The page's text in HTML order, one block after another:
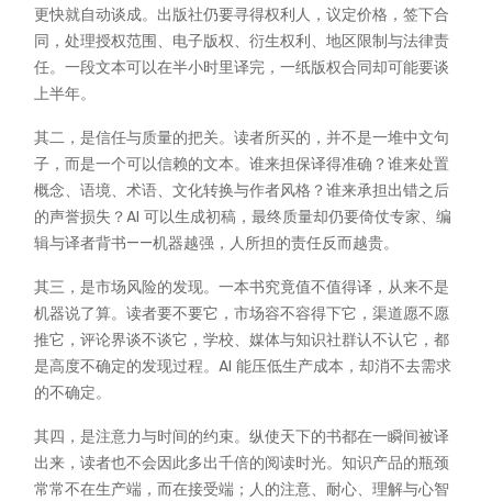
更快就自动谈成。出版社仍要寻得权利人，议定价格，签下合
同，处理授权范围、电子版权、衍生权利、地区限制与法律责
任。一段文本可以在半小时里译完，一纸版权合同却可能要谈
上半年。
其二，是信任与质量的把关。读者所买的，并不是一堆中文句
子，而是一个可以信赖的文本。谁来担保译得准确？谁来处置
概念、语境、术语、文化转换与作者风格？谁来承担出错之后
的声誉损失？AI 可以生成初稿，最终质量却仍要倚仗专家、编
辑与译者背书——机器越强，人所担的责任反而越贵。
其三，是市场风险的发现。一本书究竟值不值得译，从来不是
机器说了算。读者要不要它，市场容不容得下它，渠道愿不愿
推它，评论界谈不谈它，学校、媒体与知识社群认不认它，都
是高度不确定的发现过程。AI 能压低生产成本，却消不去需求
的不确定。
其四，是注意力与时间的约束。纵使天下的书都在一瞬间被译
出来，读者也不会因此多出千倍的阅读时光。知识产品的瓶颈
常常不在生产端，而在接受端；人的注意、耐心、理解与心智